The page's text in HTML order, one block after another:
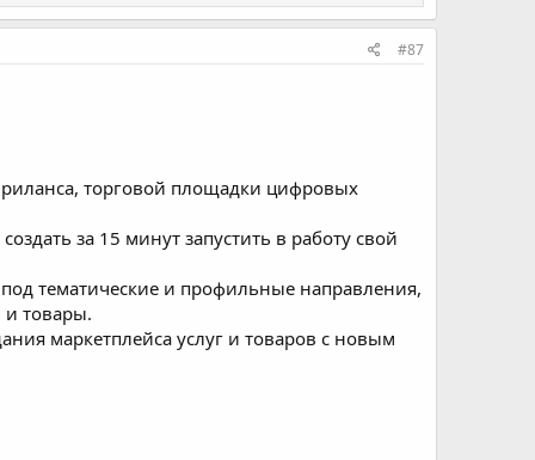
#87
торговой площадки цифровых
за 15 минут запустить в работу свой
тематические и профильные направления,
и товары.
маркетплейса услуг и товаров с новым